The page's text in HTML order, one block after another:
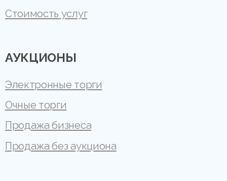
Стоимость услуг
АУКЦИОНЫ
Электронные торги
Очные торги
Продажа бизнеса
Продажа без аукциона